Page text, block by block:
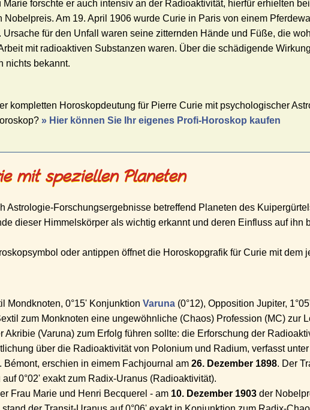
forschte er auch intensiv an der Radioaktivität, hierfür erhielten
Nobelpreis. Am 19. April 1906 wurde Curie in Paris von einem
Ursache für den Unfall waren seine zitternden Hände und Füße, die
mit radioaktiven Substanzen waren. Über die schädigende
nichts bekannt.
kompletten Horoskopdeutung für Pierre Curie mit psychologischer
» Hier können Sie Ihr eigenes Profi-Horoskop kaufen
mit speziellen Planeten
Astrologie-Forschungsergebnisse betreffend Planeten des
dieser Himmelskörper als wichtig erkannt und deren Einfluss auf ihn
oder antippen öffnet die Horoskopgrafik für Curie mit dem
Mondknoten, 0°15' Konjunktion Varuna(0°12), Opposition Jupiter,
zum Monknoten eine ungewöhnliche (Chaos) Profession (MC) zur
Akribie (Varuna) zum Erfolg führen sollte: die Erforschung der
über die Radioaktivität von Polonium und Radium, verfasst
Bémont, erschien in eimem Fachjournal am 26. Dezember 1898. Der
0°02' exakt zum Radix-Uranus (Radioaktivität).
Frau Marie und Henri Becquerel - am 10. Dezember 1903der